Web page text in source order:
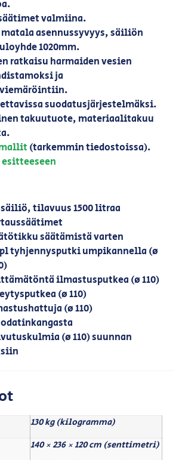
valmiina.
asennussyvyys, säiliön
1020mm.
ratkaisu harmaiden vesien
ja
suodatusjärjestelmäksi.
takuutuote, materiaalitakuu
(tarkemmin tiedostoissa).
tilavuus 1500 litraa
säätämistä varten
tyhjennysputki umpikannella (ø
ilmastusputkea (ø 110)
(ø 110)
(ø 110)
(ø 110) suunnan
130 kg (kilogramma)
140 × 236 × 120 cm (senttimetri)